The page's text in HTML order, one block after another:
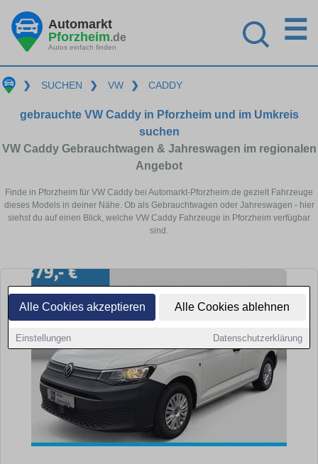
Alle Cookies akzeptieren Alle Cookies ablehnen
Einstellungen Datenschutzerklärung
Automarkt
Pforzheim.de
Autos einfach finden
☰
❯ SUCHEN ❯ VW ❯ CADDY
gebrauchte VW Caddy in Pforzheim und im Umkreis
suchen
VW Caddy Gebrauchtwagen & Jahreswagen im regionalen
Angebot
Finde in Pforzheim für VW Caddy bei Automarkt-Pforzheim.de gezielt Fahrzeuge
dieses Models in deiner Nähe. Ob als Gebrauchtwagen oder Jahreswagen - hier
siehst du auf einen Blick, welche VW Caddy Fahrzeuge in Pforzheim verfügbar
sind.